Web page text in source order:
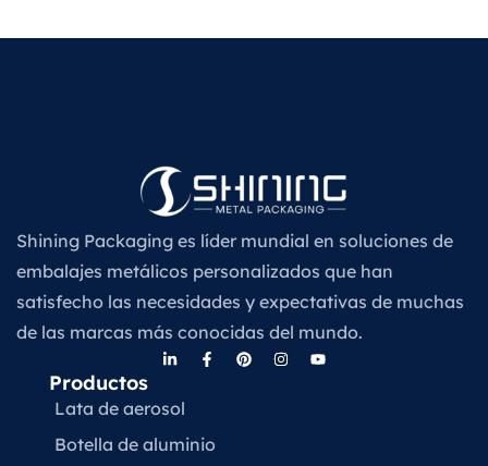
Shining Packaging es líder mundial en soluciones de
embalajes metálicos personalizados que han
satisfecho las necesidades y expectativas de muchas
de las marcas más conocidas del mundo.
Productos
Lata de aerosol
Botella de aluminio